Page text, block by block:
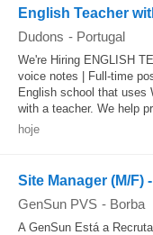
English Teacher
Dudons - Portugal
We're Hiring ENGLISH
voice notes | Full-time
English school that uses
with a teacher. We help
hoje
Site Manager (M/F)
GenSun PVS - Borba
A GenSun Está a